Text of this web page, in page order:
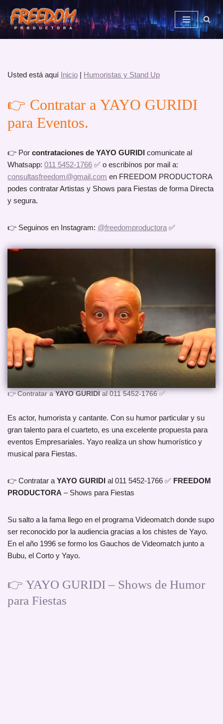
Saltar
al
Usted está aquí Inicio | Humoristas y Stand Up
👉 Contratar a YAYO GURIDI
para Eventos.
👉 Por contrataciones de YAYO GURIDI comunicate al
Whatsapp: 011 5452-1766 ✅ o escribínos por mail a:
consultasfreedom@gmail.com en FREEDOM PRODUCTORA
podes contratar Artistas y Shows para Fiestas de forma Directa
y segura.
👉 Seguinos en Instagram: @freedomproductora ✅
👉 Contratar aYAYO GURIDIal 011 5452-1766 ✅
Es actor, humorista y cantante. Con su humor particular y su
gran talento para el cuarteto, es una excelente propuesta para
eventos Empresariales. Yayo realiza un show humorístico y
musical para Fiestas.
👉 Contratar a YAYO GURIDI al 011 5452-1766 ✅ FREEDOM
PRODUCTORA – Shows para Fiestas
Su salto a la fama llego en el programa Videomatch donde supo
ser reconocido por la audiencia gracias a los chistes de Yayo.
En el año 1996 se formo los Gauchos de Videomatch junto a
Bubu, el Corto y Yayo.
👉 YAYO GURIDI – Shows de Humor
para Fiestas